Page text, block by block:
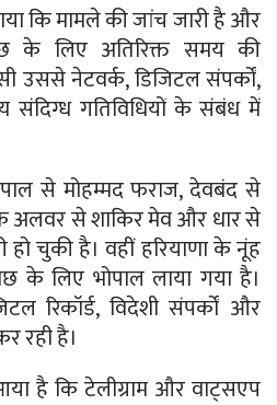
कि मामले की जांच जारी है और
के लिए अतिरिक्त समय की
उससे नेटवर्क, डिजिटल संपर्कों,
गतिविधियों के संबंध में
से मोहम्मद फराज, देवबंद से
अलवर से शाकिर मेव और धार से
हो चुकी है। वहीं हरियाणा के नूंह
के लिए भोपाल लाया गया है।
रिकॉर्ड, विदेशी संपर्कों और
रही है।
है कि टेलीग्राम और वाट्सएप